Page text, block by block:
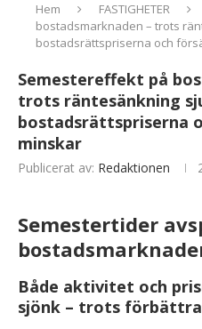
Hem FASTIGHETER
bostadsmarknaden – trots
bostadsrättspriserna och
Semestereffekt på
trots räntesänkning
bostadsrättspriserna
minskar
Publicerat av: Redaktionen
Semestertider
Både aktivitet och
sjönk – trots